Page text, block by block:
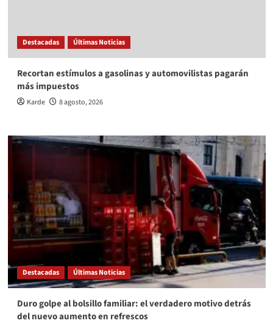
Destacadas Últimas Noticias
Recortan estímulos a gasolinas y automovilistas pagarán
más impuestos
Karde 8 agosto, 2026
Destacadas Últimas Noticias
Duro golpe al bolsillo familiar: el verdadero motivo detrás
del nuevo aumento en refrescos